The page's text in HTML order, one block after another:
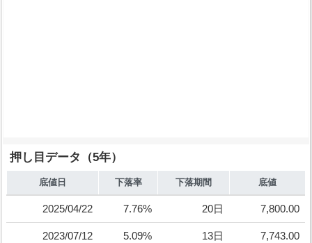
押し目データ（5年）
底値日 下落率 下落期間 底値
2025/04/22 7.76% 20日 7,800.00
2023/07/12 5.09% 13日 7,743.00